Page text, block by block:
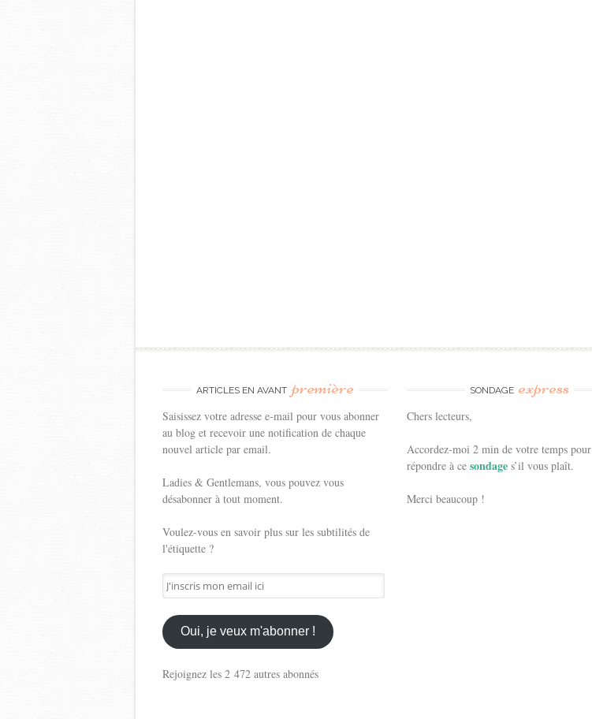
ARTICLES EN AVANT première
Saisissez votre adresse e-mail pour vous abonner
au blog et recevoir une notification de chaque
nouvel article par email.
Ladies & Gentlemans, vous pouvez vous
désabonner à tout moment.
Voulez-vous en savoir plus sur les subtilités de
l'étiquette ?
J'inscris
mon
email
ici
Oui, je veux m'abonner !
Rejoignez les 2 472 autres abonnés
SONDAGE express
Chers lecteurs,
Accordez-moi 2 min de votre temps pour
répondre à cesondages’il vous plaît.
Merci beaucoup !